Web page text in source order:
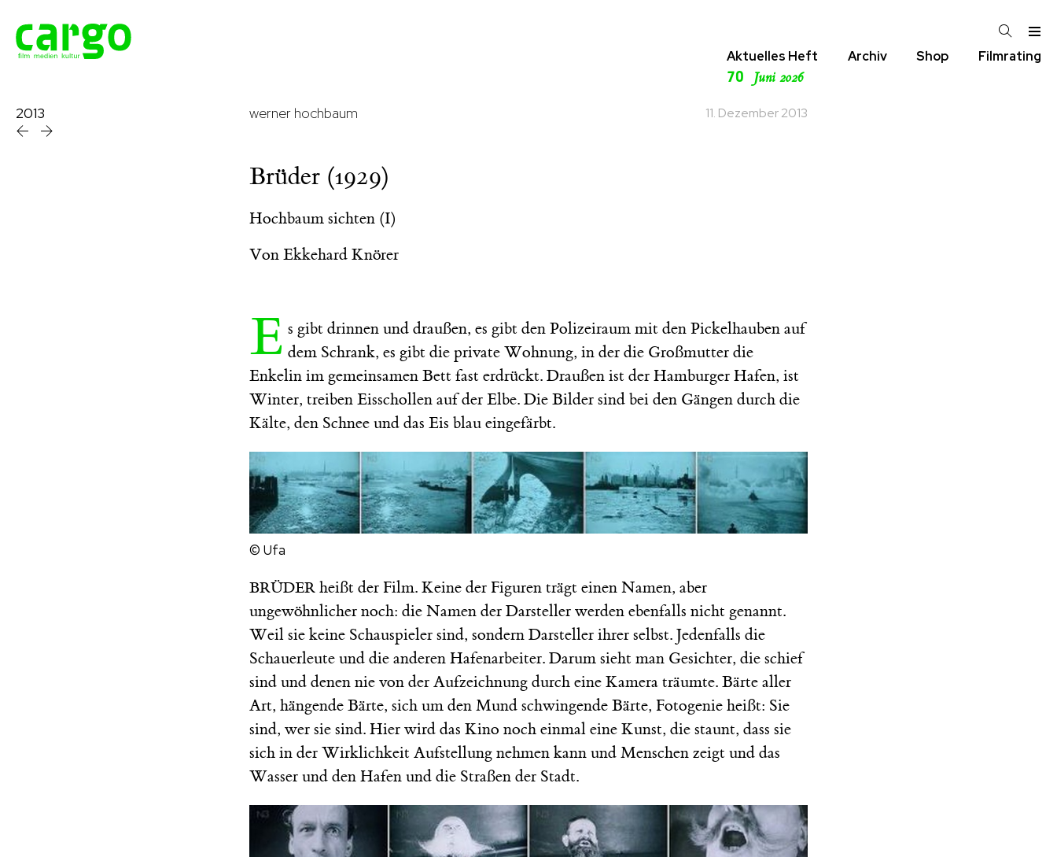
Aktuelles Heft
70 Juni 2026
Archiv Shop Filmrating
2013 werner hochbaum 11. Dezember 2013
Brüder (1929)
Hochbaum sichten (I)
Von Ekkehard Knörer
E s gibt drinnen und draußen, es gibt den Polizeiraum mit den Pickelhauben auf
dem Schrank, es gibt die private Wohnung, in der die Großmutter die
Enkelin im gemeinsamen Bett fast erdrückt. Draußen ist der Hamburger Hafen, ist
Winter, treiben Eisschollen auf der Elbe. Die Bilder sind bei den Gängen durch die
Kälte, den Schnee und das Eis blau eingefärbt.
© Ufa
BRÜDER heißt der Film. Keine der Figuren trägt einen Namen, aber
ungewöhnlicher noch: die Namen der Darsteller werden ebenfalls nicht genannt.
Weil sie keine Schauspieler sind, sondern Darsteller ihrer selbst. Jedenfalls die
Schauerleute und die anderen Hafenarbeiter. Darum sieht man Gesichter, die schief
sind und denen nie von der Aufzeichnung durch eine Kamera träumte. Bärte aller
Art, hängende Bärte, sich um den Mund schwingende Bärte, Fotogenie heißt: Sie
sind, wer sie sind. Hier wird das Kino noch einmal eine Kunst, die staunt, dass sie
sich in der Wirklichkeit Aufstellung nehmen kann und Menschen zeigt und das
Wasser und den Hafen und die Straßen der Stadt.